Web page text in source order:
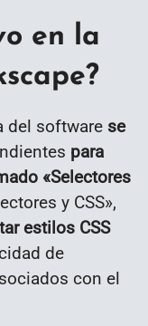
en la
del software se
para
«Selectores
y CSS»,
estilos CSS
de
con el